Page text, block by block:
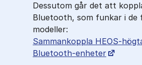
Dessutom går det att
Bluetooth, som funkar i de
modeller:
Sammankoppla HEOS-
Bluetooth-enheter